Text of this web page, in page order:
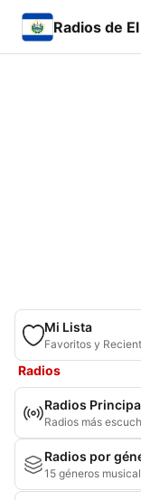
Radios de
Mi Lista
Favoritos y
Radios
Radios
Radios más
Radios por
15 géneros